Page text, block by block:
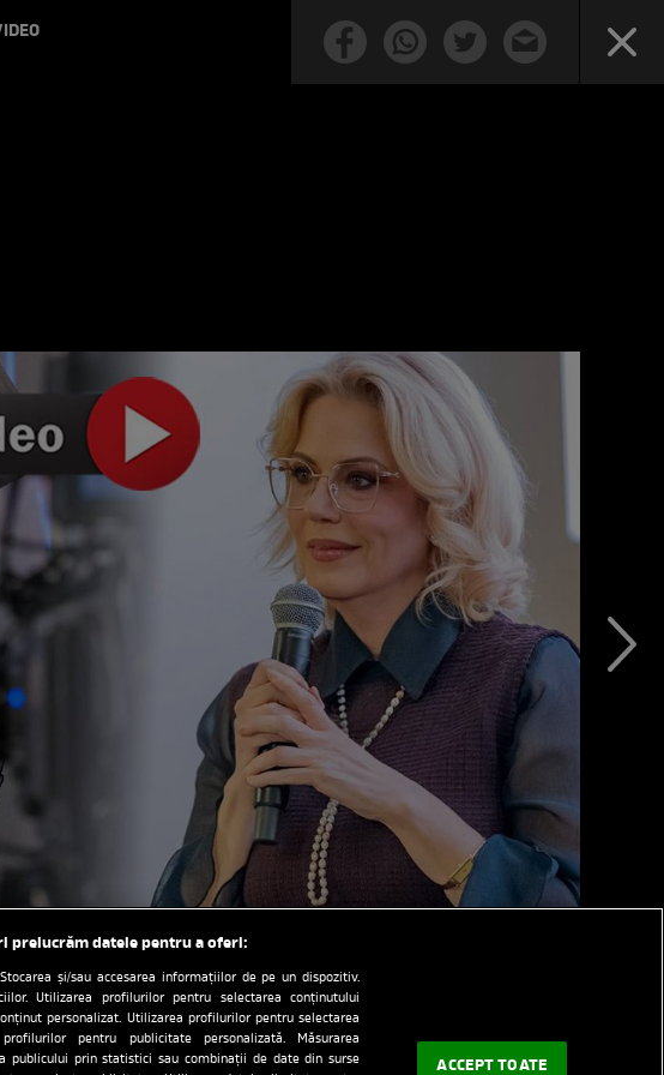
prelucrăm datele pentru a oferi:
și/sau accesarea informațiilor de pe un dispozitiv.
Utilizarea profilurilor pentru selectarea conținutului
personalizat. Utilizarea profilurilor pentru selectarea
pentru publicitate personalizată. Măsurarea
publicului prin statistici sau combinații de date din surse
ACCEPT TOATE